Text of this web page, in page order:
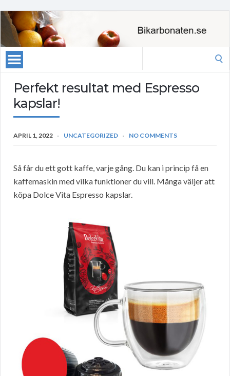
Perfekt resultat med Espresso
kapslar!
APRIL 1, 2022 UNCATEGORIZED NO COMMENTS
Så får du ett gott kaffe, varje gång. Du kan i princip få en
kaffemaskin med vilka funktioner du vill. Många väljer att
köpa Dolce Vita Espresso kapslar.